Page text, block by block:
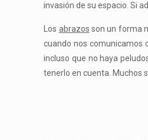
invasión de su espacio. Si
Los abrazos son un forma
cuando nos comunicamos
incluso que no haya
tenerlo en cuenta. Muchos